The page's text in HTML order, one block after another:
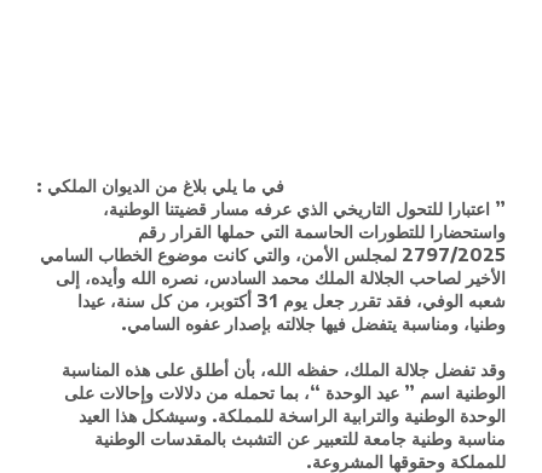
في ما يلي بلاغ من الديوان الملكي :
” اعتبارا للتحول التاريخي الذي عرفه مسار قضيتنا الوطنية،
واستحضارا للتطورات الحاسمة التي حملها القرار رقم
2797/2025 لمجلس الأمن، والتي كانت موضوع الخطاب السامي
الأخير لصاحب الجلالة الملك محمد السادس، نصره الله وأيده، إلى
شعبه الوفي، فقد تقرر جعل يوم 31 أكتوبر، من كل سنة، عيدا
وطنيا، ومناسبة يتفضل فيها جلالته بإصدار عفوه السامي.
وقد تفضل جلالة الملك، حفظه الله، بأن أطلق على هذه المناسبة
الوطنية اسم ” عيد الوحدة “، بما تحمله من دلالات وإحالات على
الوحدة الوطنية والترابية الراسخة للمملكة. وسيشكل هذا العيد
مناسبة وطنية جامعة للتعبير عن التشبث بالمقدسات الوطنية
للمملكة وحقوقها المشروعة.